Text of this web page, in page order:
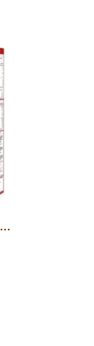
KELLOGG’S ALL BRAN อาหารเช้า